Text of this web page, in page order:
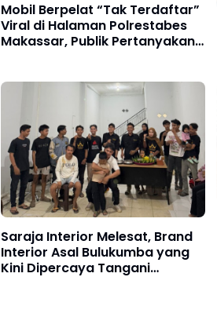
Mobil Berpelat “Tak Terdaftar”
Viral di Halaman Polrestabes
Makassar, Publik Pertanyakan
Saraja Interior Melesat, Brand
Interior Asal Bulukumba yang
Kini Dipercaya Tangani